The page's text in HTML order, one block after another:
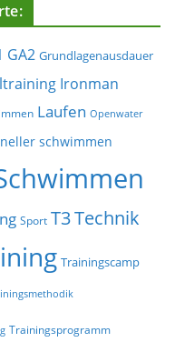
GA2 Grundlagenausdauer
Ironman
Laufen Openwater
schwimmen
Sport T3Technik
Trainingscamp
Trainingsprogramm